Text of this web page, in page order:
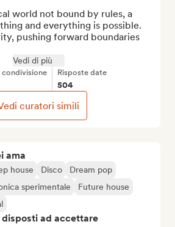
ama
house Disco
Dream pop
sperimentale
Future house
disposti ad accettare
world not bound by rules, a
and everything is possible.
pushing forward boundaries
Vedi di più
condivisione Risposte date
504
curatori simili